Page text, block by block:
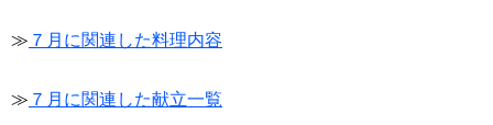
≫ ７月に関連した料理内容
≫ ７月に関連した献立一覧